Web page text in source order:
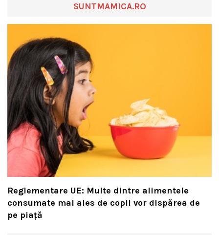
SUNTMAMICA.RO
Reglementare UE: Multe dintre alimentele
consumate mai ales de copii vor dispărea de
pe piață